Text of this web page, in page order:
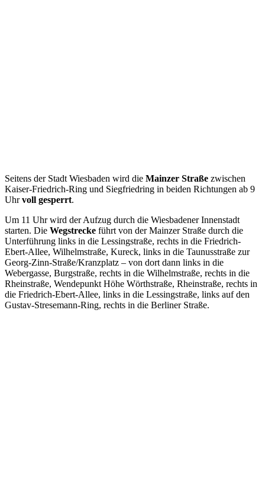
Seitens der Stadt Wiesbaden wird die Mainzer Straße zwischen
Kaiser-Friedrich-Ring und Siegfriedring in beiden Richtungen ab 9
Uhrvoll gesperrt.
Um 11 Uhr wird der Aufzug durch die Wiesbadener Innenstadt
starten. Die Wegstrecke führt von der Mainzer Straße durch die
Unterführung links in die Lessingstraße, rechts in die Friedrich-
Ebert-Allee, Wilhelmstraße, Kureck, links in die Taunusstraße zur
Georg-Zinn-Straße/Kranzplatz – von dort dann links in die
Webergasse, Burgstraße, rechts in die Wilhelmstraße, rechts in die
Rheinstraße, Wendepunkt Höhe Wörthstraße, Rheinstraße, rechts in
die Friedrich-Ebert-Allee, links in die Lessingstraße, links auf den
Gustav-Stresemann-Ring, rechts in die Berliner Straße.